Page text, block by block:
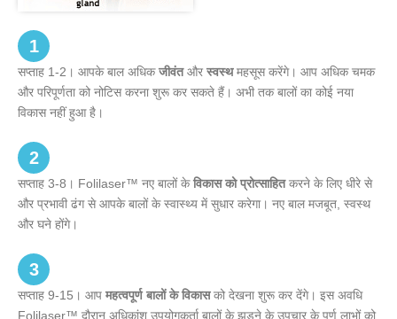
1
सप्ताह 1-2। आपके बाल अधिकजीवंतऔर स्वस्थमहसूस करेंगे। आप अधिक चमक
और परिपूर्णता को नोटिस करना शुरू कर सकते हैं। अभी तक बालों का कोई नया
विकास नहीं हुआ है।
2
सप्ताह 3-8। Folilaser™ नए बालों केविकास को प्रोत्साहितकरने के लिए धीरे से
और प्रभावी ढंग से आपके बालों के स्वास्थ्य में सुधार करेगा। नए बाल मजबूत, स्वस्थ
और घने होंगे।
3
सप्ताह 9-15। आप महत्वपूर्ण बालों के विकासको देखना शुरू कर देंगे। इस अवधि
Folilaser™ दौरान अधिकांश उपयोगकर्ता बालों के झड़ने के उपचार के पूर्ण लाभों को